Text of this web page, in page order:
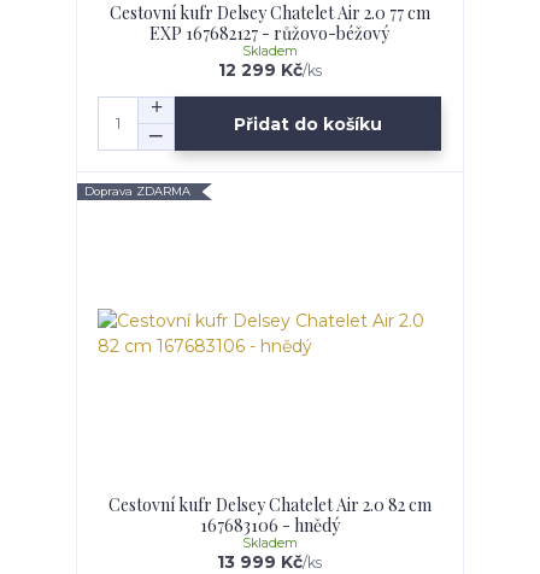
Cestovní kufr Delsey Chatelet Air 2.0 77 cm
EXP 167682127 - růžovo-béžový
12 299 Kč/ks
Skladem
Přidat do košíku
Doprava ZDARMA
Cestovní kufr Delsey Chatelet Air 2.0 82 cm
167683106 - hnědý
13 999 Kč/ks
Skladem